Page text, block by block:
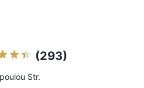
(293)
Str.